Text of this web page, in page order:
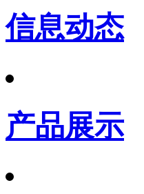
信息动态
产品展示